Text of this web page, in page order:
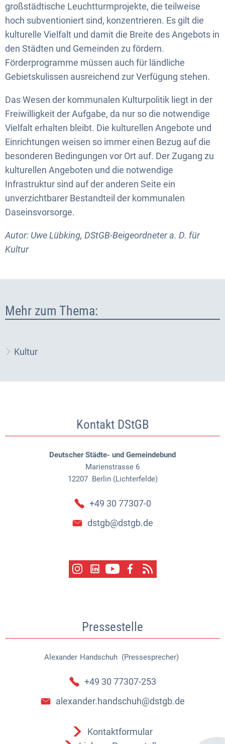
großstädtische Leuchtturmprojekte, die teilweise
hoch subventioniert sind, konzentrieren. Es gilt die
kulturelle Vielfalt und damit die Breite des Angebots in
den Städten und Gemeinden zu fördern.
Förderprogramme müssen auch für ländliche
Gebietskulissen ausreichend zur Verfügung stehen.
Das Wesen der kommunalen Kulturpolitik liegt in der
Freiwilligkeit der Aufgabe, da nur so die notwendige
Vielfalt erhalten bleibt. Die kulturellen Angebote und
Einrichtungen weisen so immer einen Bezug auf die
besonderen Bedingungen vor Ort auf. Der Zugang zu
kulturellen Angeboten und die notwendige
Infrastruktur sind auf der anderen Seite ein
unverzichtbarer Bestandteil der kommunalen
Daseinsvorsorge.
Autor: Uwe Lübking, DStGB-Beigeordneter a. D. für
Kultur
Mehr zum Thema:
Kultur
Kontakt DStGB
Deutscher Städte- und Gemeindebund
Marienstrasse 6
12207 Berlin (Lichterfelde)
+49 30 77307-0
dstgb@dstgb.de
Pressestelle
Alexander Handschuh (Pressesprecher)
Alexander Handschuh
+49 30 77307-253
alexander.handschuh@dstgb.de
Kontaktformular